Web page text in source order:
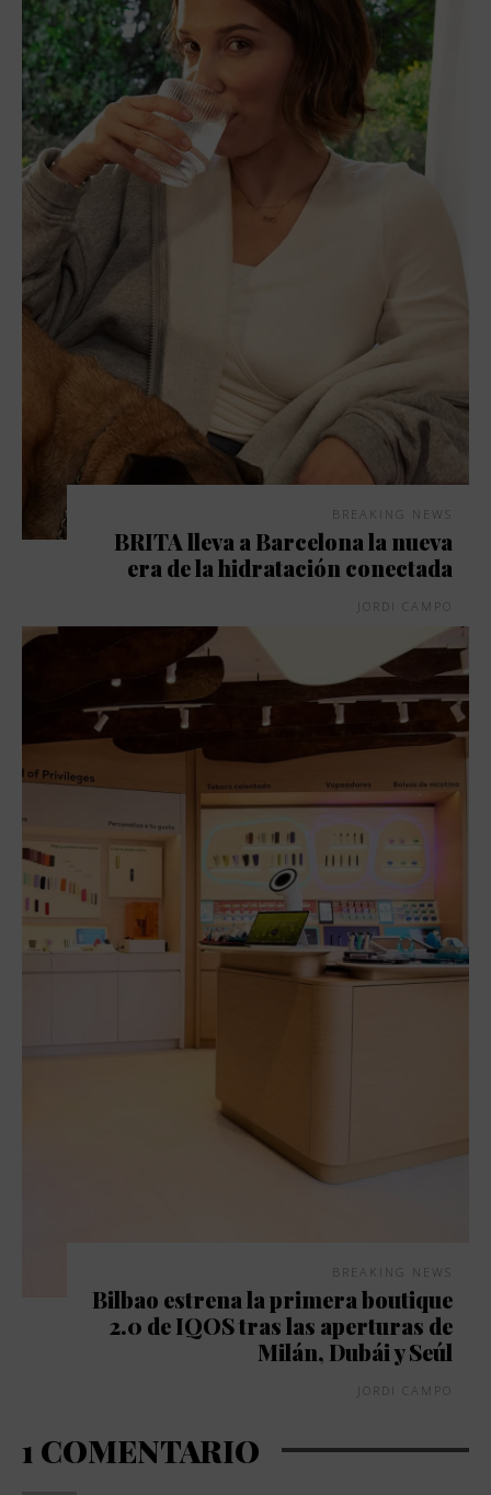
BREAKING NEWS
BRITA lleva a Barcelona la nueva
era de la hidratación conectada
JORDI CAMPO
BREAKING NEWS
Bilbao estrena la primera boutique
2.0 de IQOS tras las aperturas de
Milán, Dubái y Seúl
JORDI CAMPO
1 COMENTARIO